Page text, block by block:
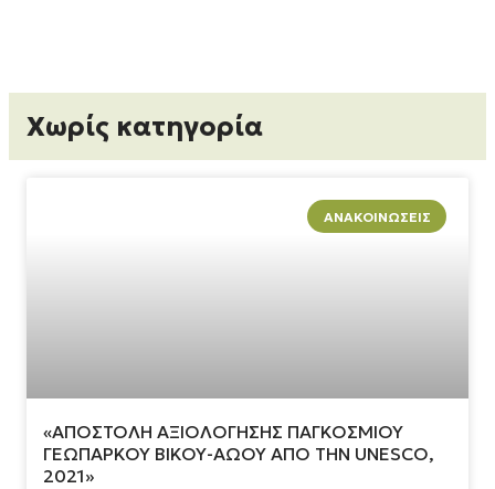
Χωρίς κατηγορία
ΑΝΑΚΟΙΝΏΣΕΙΣ
«ΑΠΟΣΤΟΛΗ ΑΞΙΟΛΟΓΗΣΗΣ ΠΑΓΚΟΣΜΙΟΥ
ΓΕΩΠΑΡΚΟΥ ΒΙΚΟΥ-ΑΩΟΥ ΑΠΟ ΤΗΝ UNESCO,
2021»